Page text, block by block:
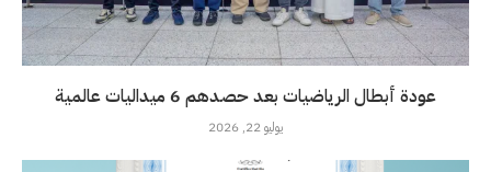
عودة أبطال الرياضيات بعد حصدهم 6 ميداليات عالمية
يوليو 22, 2026